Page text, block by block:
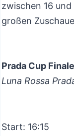
zwischen 16
großen
Prada Cup
Luna Rossa
Start: 16:15